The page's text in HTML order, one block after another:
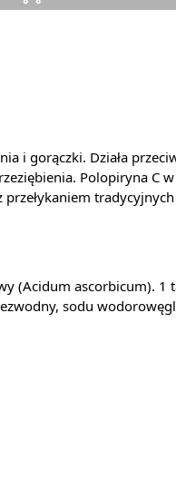
i gorączki. Działa
Polopiryna C
(Acidum ascorbicum). 1
sodu